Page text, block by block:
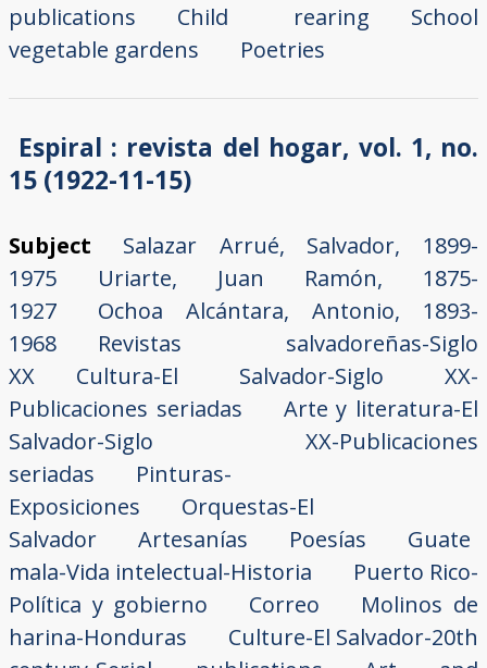
publications
Child rearing
School
vegetable gardens
Poetries
Espiral : revista del hogar, vol. 1, no.
15 (1922-11-15)
Subject
Salazar Arrué, Salvador, 1899-
1975
Uriarte, Juan Ramón, 1875-
1927
Ochoa Alcántara, Antonio, 1893-
1968
Revistas salvadoreñas-Siglo
XX
Cultura-El Salvador-Siglo XX-
Publicaciones seriadas
Arte y literatura-El
Salvador-Siglo XX-Publicaciones
seriadas
Pinturas-
Exposiciones
Orquestas-El
Salvador
Artesanías Poesías
Guate
mala-Vida intelectual-Historia
Puerto Rico-
Política y gobierno
Correo
Molinos de
harina-Honduras
Culture-El Salvador-20th